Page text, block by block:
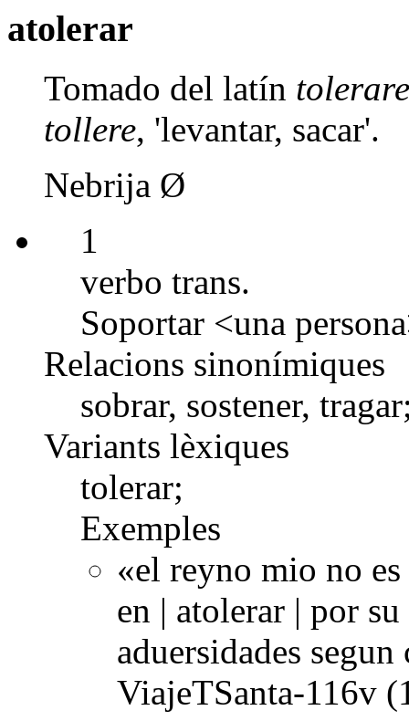
atolerar
Tomado del latín tolerare
tollere, 'levantar, sacar'.
Nebrija Ø
1
verbo trans.
Soportar <una
Relacions sinonímiques
sobrar, sostener,
Variants lèxiques
tolerar;
Exemples
«el reyno mio no es
en | atolerar | por
aduersidades
ViajeTSanta-116v